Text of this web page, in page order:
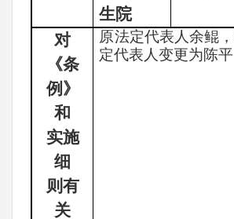
生院
对
《条
例》
和
实施
细
则有
关
原法定代表人余鲲，
定代表人变更为陈平